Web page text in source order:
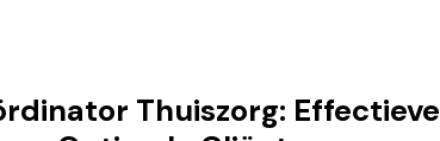
Thuiszorg: Effectieve